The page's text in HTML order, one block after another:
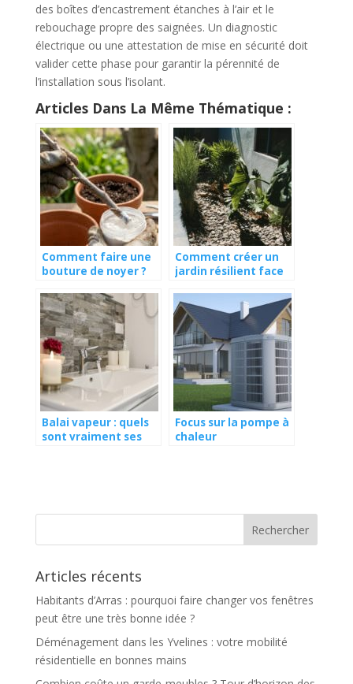
des boîtes d’encastrement étanches à l’air et le
rebouchage propre des saignées. Un diagnostic
électrique ou une attestation de mise en sécurité doit
valider cette phase pour garantir la pérennité de
l’installation sous l’isolant.
Articles Dans La Même Thématique :
Comment faire une
bouture de noyer ?
Comment créer un
jardin résilient face
climatiques
extrêmes ?
Balai vapeur : quels
sont vraiment ses
Focus sur la pompe à
chaleur
Articles récents
Habitants d’Arras : pourquoi faire changer vos fenêtres
peut être une très bonne idée ?
Déménagement dans les Yvelines : votre mobilité
résidentielle en bonnes mains